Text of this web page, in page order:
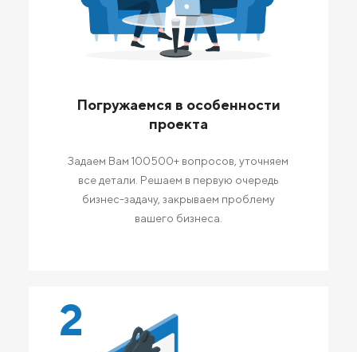
Погружаемся в особенности
проекта
Задаем Вам 100500+ вопросов, уточняем
все детали. Решаем в первую очередь
бизнес-задачу, закрываем проблему
вашего бизнеса.
2